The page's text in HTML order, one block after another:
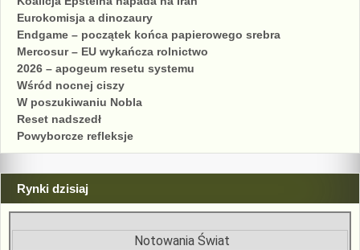
Eurokomisja a dinozaury
Endgame – początek końca papierowego srebra
Mercosur – EU wykańcza rolnictwo
2026 – apogeum resetu systemu
Wśród nocnej ciszy
W poszukiwaniu Nobla
Reset nadszedł
Powyborcze refleksje
Rynki dzisiaj
Notowania Świat